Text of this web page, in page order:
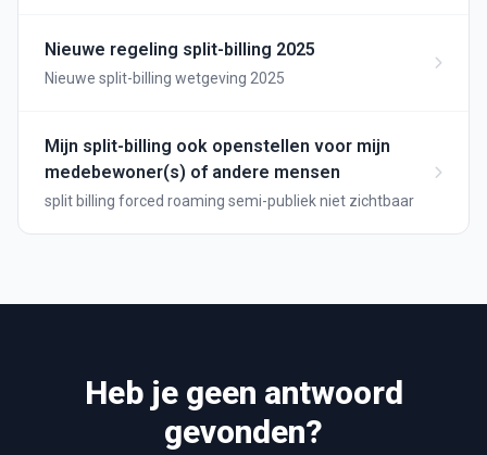
Nieuwe regeling split-billing 2025
Nieuwe split-billing wetgeving 2025
Mijn split-billing ook openstellen voor mijn
medebewoner(s) of andere mensen
split billing forced roaming semi-publiek niet zichtbaar
Heb je geen antwoord
gevonden?